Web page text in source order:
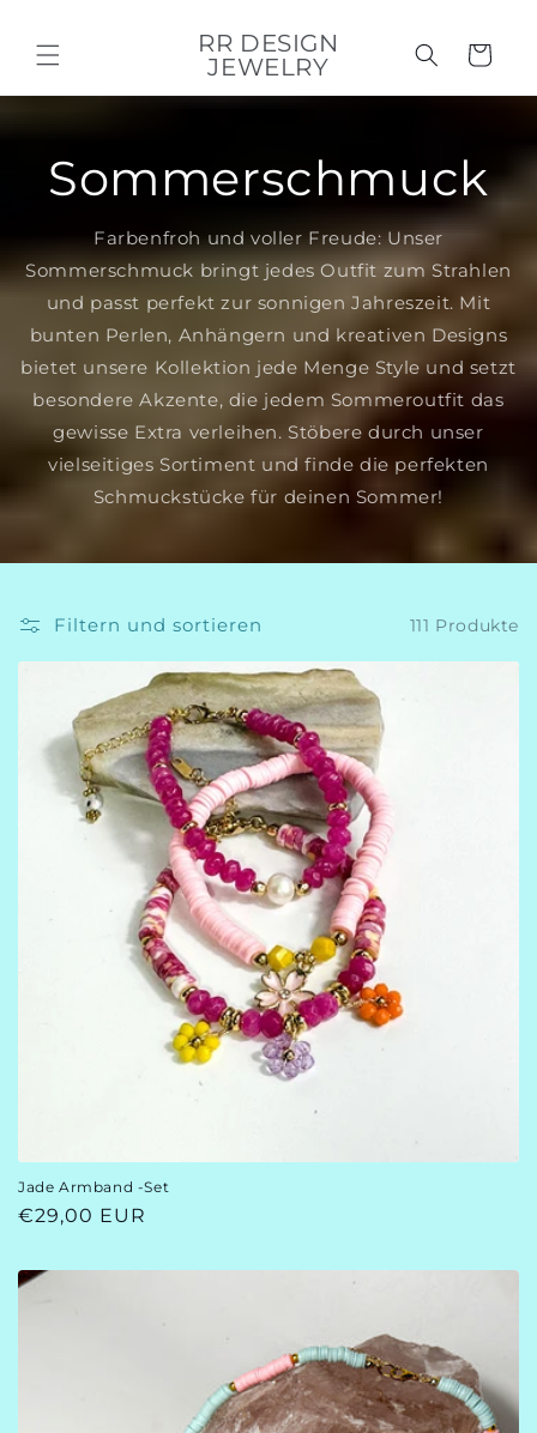
Inhalt
RR DESIGN
JEWELRY
Warenkorb
Sommerschmuck
Farbenfroh und voller Freude: Unser
Sommerschmuck bringt jedes Outfit zum Strahlen
und passt perfekt zur sonnigen Jahreszeit. Mit
bunten Perlen, Anhängern und kreativen Designs
bietet unsere Kollektion jede Menge Style und setzt
besondere Akzente, die jedem Sommeroutfit das
gewisse Extra verleihen. Stöbere durch unser
vielseitiges Sortiment und finde die perfekten
Schmuckstücke für deinen Sommer!
Filtern und sortieren 111 Produkte
Jade Armband -Set
Normaler
€29,00 EUR